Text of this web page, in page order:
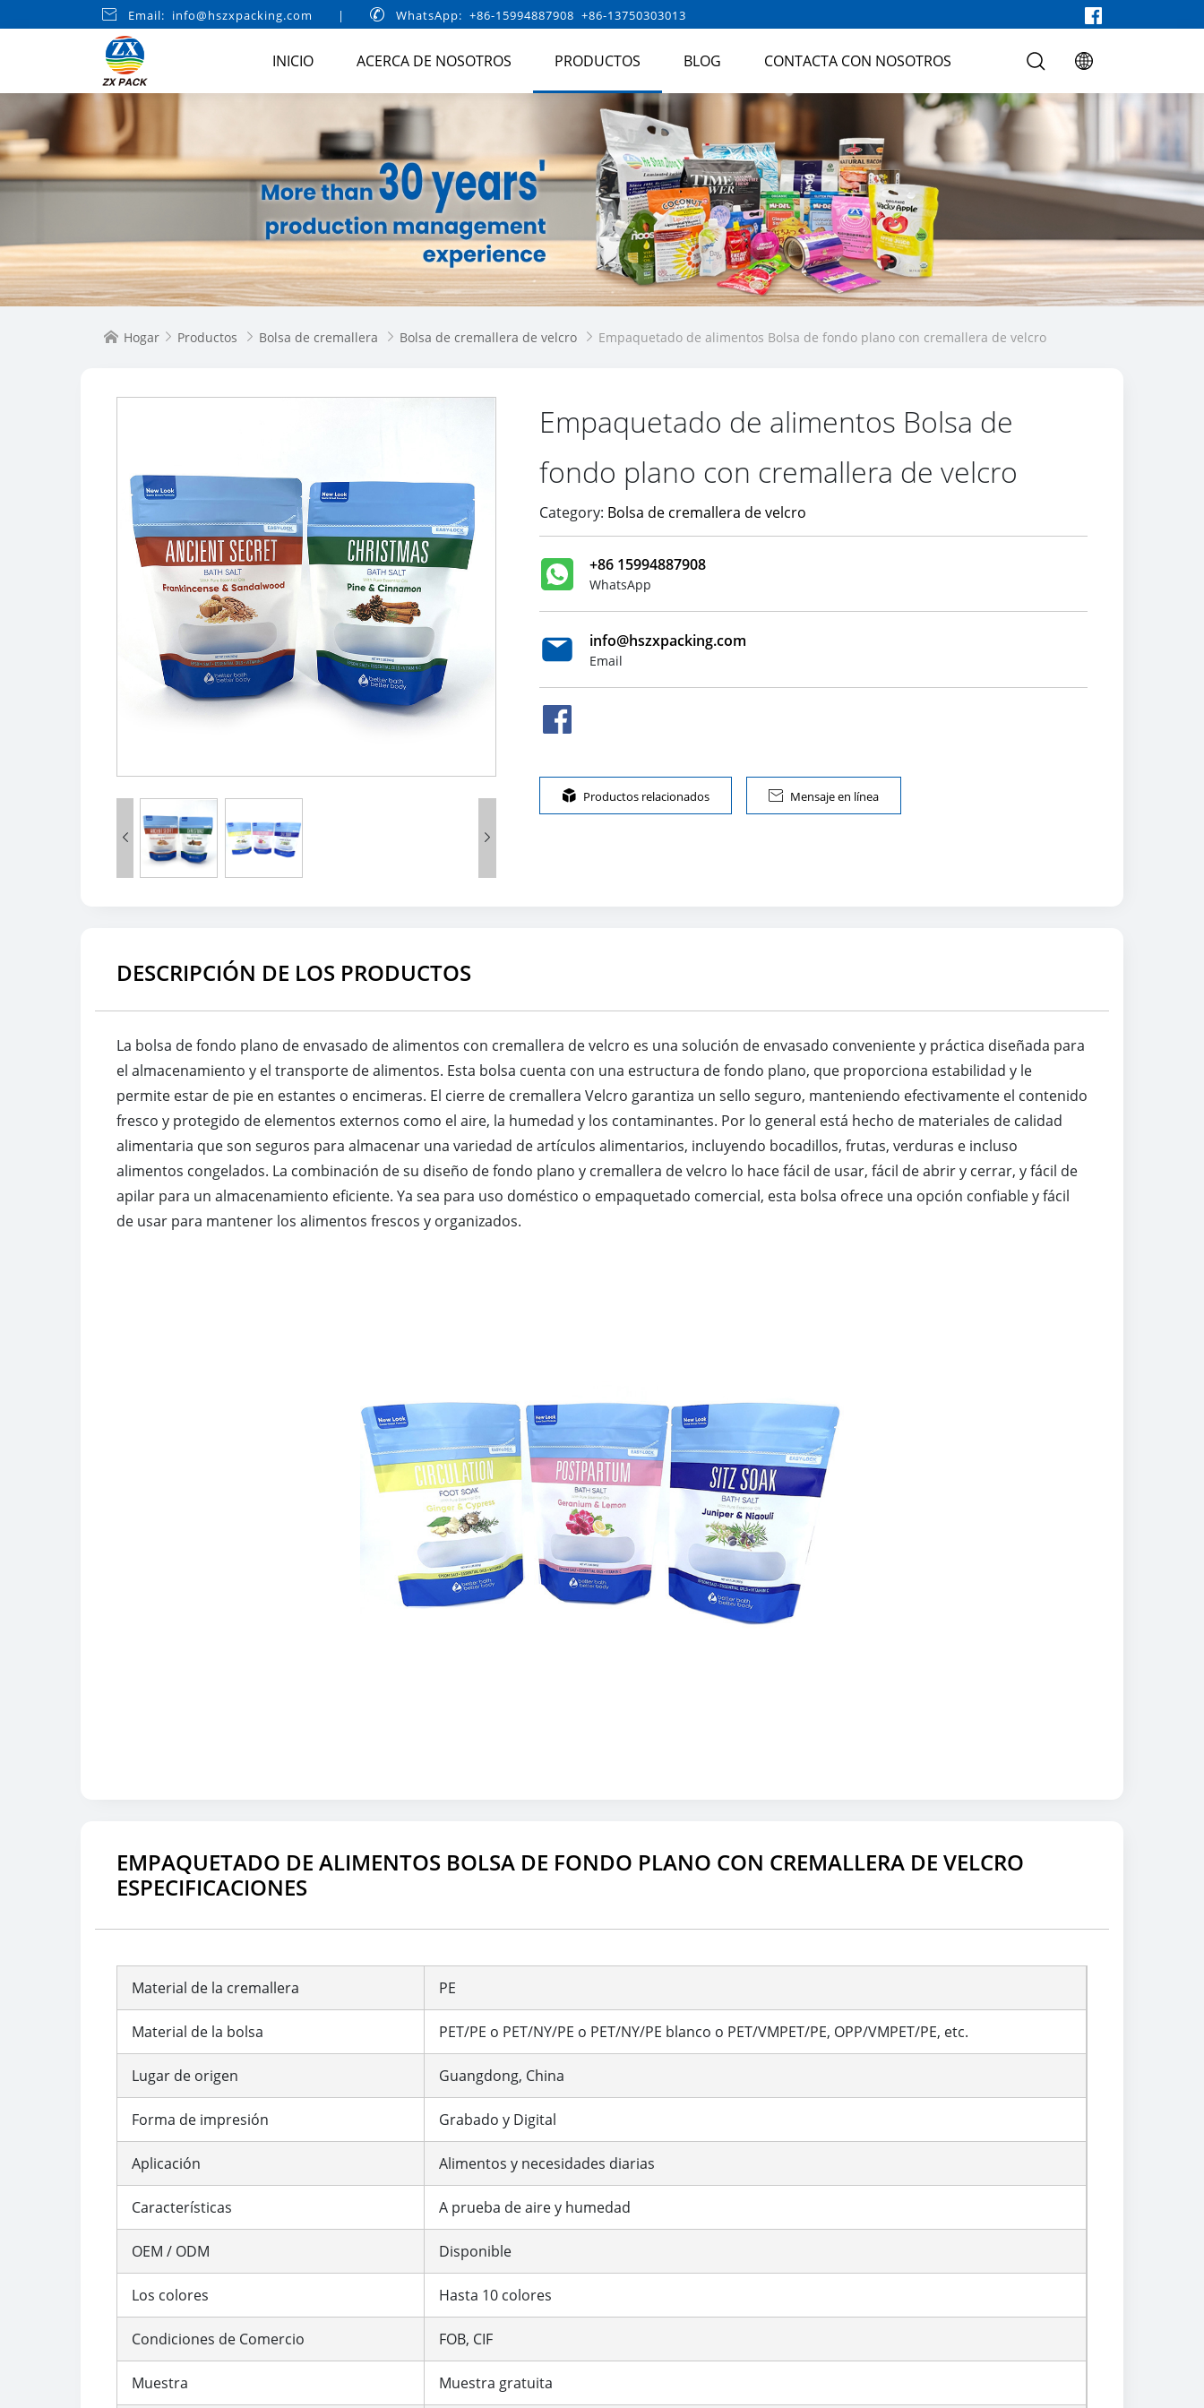
 Email: info@hszxpacking.com |  WhatsApp: +86-15994887908 +86-13750303013
INICIO ACERCA DE NOSOTROS PRODUCTOS BLOG CONTACTA CON NOSOTROS
 Hogar  Productos  Bolsa de cremallera  Bolsa de cremallera de velcro  Empaquetado de alimentos Bolsa de fondo plano con cremallera de velcro
 
Empaquetado de alimentos Bolsa de
fondo plano con cremallera de velcro
Category: Bolsa de cremallera de velcro
+86 15994887908
WhatsApp
info@hszxpacking.com
Email
 Productos relacionados  Mensaje en línea
DESCRIPCIÓN DE LOS PRODUCTOS
La bolsa de fondo plano de envasado de alimentos con cremallera de velcro es una solución de envasado conveniente y práctica diseñada para
el almacenamiento y el transporte de alimentos. Esta bolsa cuenta con una estructura de fondo plano, que proporciona estabilidad y le
permite estar de pie en estantes o encimeras. El cierre de cremallera Velcro garantiza un sello seguro, manteniendo efectivamente el contenido
fresco y protegido de elementos externos como el aire, la humedad y los contaminantes. Por lo general está hecho de materiales de calidad
alimentaria que son seguros para almacenar una variedad de artículos alimentarios, incluyendo bocadillos, frutas, verduras e incluso
alimentos congelados. La combinación de su diseño de fondo plano y cremallera de velcro lo hace fácil de usar, fácil de abrir y cerrar, y fácil de
apilar para un almacenamiento eficiente. Ya sea para uso doméstico o empaquetado comercial, esta bolsa ofrece una opción confiable y fácil
de usar para mantener los alimentos frescos y organizados.
EMPAQUETADO DE ALIMENTOS BOLSA DE FONDO PLANO CON CREMALLERA DE VELCRO
ESPECIFICACIONES
Material de la cremallera PE
Material de la bolsa PET/PE o PET/NY/PE o PET/NY/PE blanco o PET/VMPET/PE, OPP/VMPET/PE, etc.
Lugar de origen Guangdong, China
Forma de impresión Grabado y Digital
Aplicación Alimentos y necesidades diarias
Características A prueba de aire y humedad
OEM / ODM Disponible
Los colores Hasta 10 colores
Condiciones de Comercio FOB, CIF
Muestra Muestra gratuita